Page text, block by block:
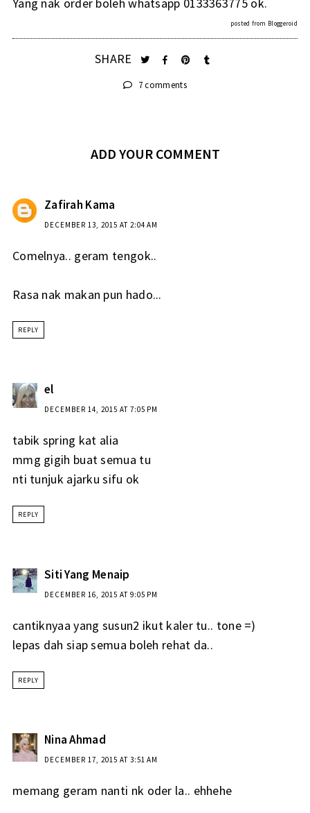
posted from Bloggeroid
SHARE
7 comments
ADD YOUR COMMENT
Zafirah Kama
DECEMBER 13, 2015 AT 2:04 AM
Comelnya.. geram tengok..
Rasa nak makan pun hado...
REPLY
el
DECEMBER 14, 2015 AT 7:05 PM
tabik spring kat alia
mmg gigih buat semua tu
nti tunjuk ajarku sifu ok
REPLY
Siti Yang Menaip
DECEMBER 16, 2015 AT 9:05 PM
cantiknyaa yang susun2 ikut kaler tu.. tone =)
lepas dah siap semua boleh rehat da..
REPLY
Nina Ahmad
DECEMBER 17, 2015 AT 3:51 AM
memang geram nanti nk oder la.. ehhehe